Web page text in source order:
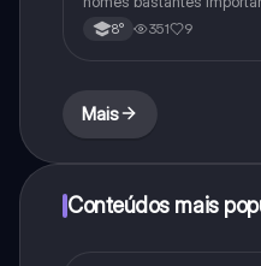
segundo reinado e muito
8° 351 9
Mais
Conteúdos mais